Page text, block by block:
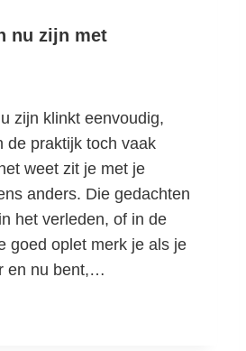
nu zijn met
zijn klinkt eenvoudig,
de praktijk toch vaak
weet zit je met je
anders. Die gedachten
het verleden, of in de
goed oplet merk je als je
en nu bent,…